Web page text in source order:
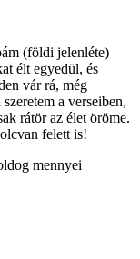
(földi jelenléte)
élt egyedül, és
vár rá, még
a verseiben,
rátör az élet öröme.
felett is!
mennyei